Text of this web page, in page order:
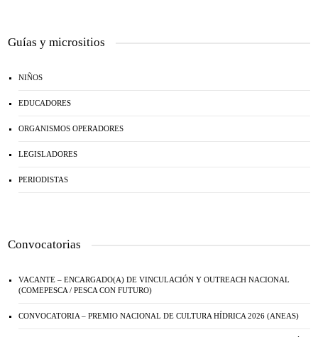
Guías y micrositios
NIÑOS
EDUCADORES
ORGANISMOS OPERADORES
LEGISLADORES
PERIODISTAS
Convocatorias
VACANTE – ENCARGADO(A) DE VINCULACIÓN Y OUTREACH NACIONAL
(COMEPESCA / PESCA CON FUTURO)
CONVOCATORIA – PREMIO NACIONAL DE CULTURA HÍDRICA 2026 (ANEAS)